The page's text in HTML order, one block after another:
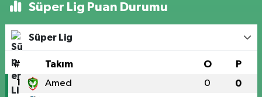
Süper Lig Puan Durumu
Süper Lig
# Takım O P
1 Amed 0 0